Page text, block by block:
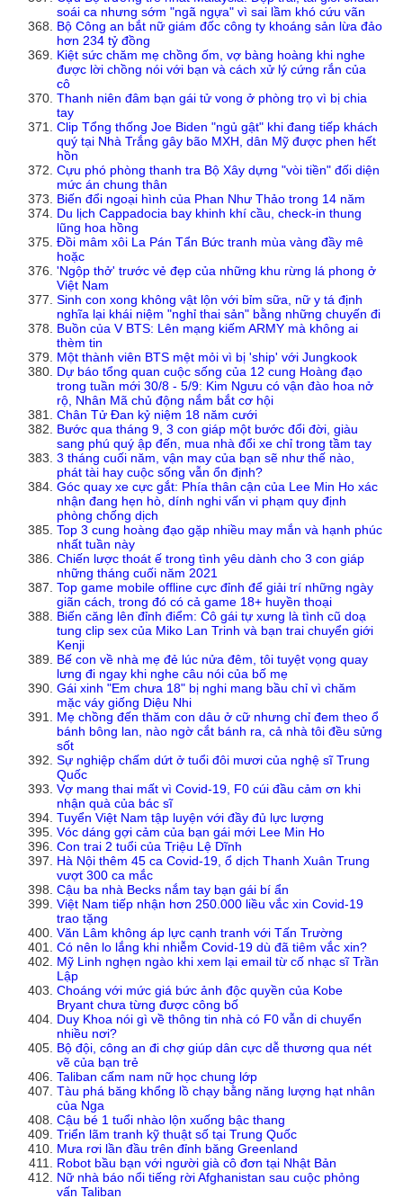
soái ca nhưng sớm "ngã ngựa" vì sai lầm khó cứu vãn
Bộ Công an bắt nữ giám đốc công ty khoáng sản lừa đảo
hơn 234 tỷ đồng
Kiệt sức chăm mẹ chồng ốm, vợ bàng hoàng khi nghe
được lời chồng nói với bạn và cách xử lý cứng rắn của
cô
Thanh niên đâm bạn gái tử vong ở phòng trọ vì bị chia
tay
Clip Tổng thống Joe Biden "ngủ gật" khi đang tiếp khách
quý tại Nhà Trắng gây bão MXH, dân Mỹ được phen hết
hồn
Cựu phó phòng thanh tra Bộ Xây dựng "vòi tiền" đối diện
mức án chung thân
Biến đổi ngoại hình của Phan Như Thảo trong 14 năm
Du lịch Cappadocia bay khinh khí cầu, check-in thung
lũng hoa hồng
Đồi mâm xôi La Pán Tẩn Bức tranh mùa vàng đầy mê
hoặc
'Ngộp thở' trước vẻ đẹp của những khu rừng lá phong ở
Việt Nam
Sinh con xong không vật lộn với bỉm sữa, nữ y tá định
nghĩa lại khái niệm "nghỉ thai sản" bằng những chuyến đi
Buồn của V BTS: Lên mạng kiếm ARMY mà không ai
thèm tin
Một thành viên BTS mệt mỏi vì bị 'ship' với Jungkook
Dự báo tổng quan cuộc sống của 12 cung Hoàng đạo
trong tuần mới 30/8 - 5/9: Kim Ngưu có vận đào hoa nở
rộ, Nhân Mã chủ động nắm bắt cơ hội
Chân Tử Đan kỷ niệm 18 năm cưới
Bước qua tháng 9, 3 con giáp một bước đổi đời, giàu
sang phú quý ập đến, mua nhà đổi xe chỉ trong tầm tay
3 tháng cuối năm, vận may của bạn sẽ như thế nào,
phát tài hay cuộc sống vẫn ổn định?
Góc quay xe cực gắt: Phía thân cận của Lee Min Ho xác
nhận đang hẹn hò, dính nghi vấn vi phạm quy định
phòng chống dịch
Top 3 cung hoàng đạo gặp nhiều may mắn và hạnh phúc
nhất tuần này
Chiến lược thoát ế trong tình yêu dành cho 3 con giáp
những tháng cuối năm 2021
Top game mobile offline cực đỉnh để giải trí những ngày
giãn cách, trong đó có cả game 18+ huyền thoại
Biến căng lên đỉnh điểm: Cô gái tự xưng là tình cũ doạ
tung clip sex của Miko Lan Trinh và bạn trai chuyển giới
Kenji
Bế con về nhà mẹ đẻ lúc nửa đêm, tôi tuyệt vọng quay
lưng đi ngay khi nghe câu nói của bố mẹ
Gái xinh "Em chưa 18" bị nghi mang bầu chỉ vì chăm
mặc váy giống Diệu Nhi
Mẹ chồng đến thăm con dâu ở cữ nhưng chỉ đem theo ổ
bánh bông lan, nào ngờ cắt bánh ra, cả nhà tôi đều sửng
sốt
Sự nghiệp chấm dứt ở tuổi đôi mươi của nghệ sĩ Trung
Quốc
Vợ mang thai mất vì Covid-19, F0 cúi đầu cảm ơn khi
nhận quà của bác sĩ
Tuyển Việt Nam tập luyện với đầy đủ lực lượng
Vóc dáng gợi cảm của bạn gái mới Lee Min Ho
Con trai 2 tuổi của Triệu Lệ Dĩnh
Hà Nội thêm 45 ca Covid-19, ổ dịch Thanh Xuân Trung
vượt 300 ca mắc
Cậu ba nhà Becks nắm tay bạn gái bí ẩn
Việt Nam tiếp nhận hơn 250.000 liều vắc xin Covid-19
trao tặng
Văn Lâm không áp lực cạnh tranh với Tấn Trường
Có nên lo lắng khi nhiễm Covid-19 dù đã tiêm vắc xin?
Mỹ Linh nghẹn ngào khi xem lại email từ cố nhạc sĩ Trần
Lập
Choáng với mức giá bức ảnh độc quyền của Kobe
Bryant chưa từng được công bố
Duy Khoa nói gì về thông tin nhà có F0 vẫn di chuyển
nhiều nơi?
Bộ đội, công an đi chợ giúp dân cực dễ thương qua nét
vẽ của bạn trẻ
Taliban cấm nam nữ học chung lớp
Tàu phá băng khổng lồ chạy bằng năng lượng hạt nhân
của Nga
Cậu bé 1 tuổi nhào lộn xuống bậc thang
Triển lãm tranh kỹ thuật số tại Trung Quốc
Mưa rơi lần đầu trên đỉnh băng Greenland
Robot bầu bạn với người già cô đơn tại Nhật Bản
Nữ nhà báo nổi tiếng rời Afghanistan sau cuộc phỏng
vấn Taliban